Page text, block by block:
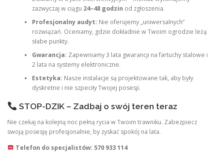
zazwyczaj w ciągu 24–48 godzin od zgłoszenia.
Profesjonalny audyt: Nie oferujemy „uniwersalnych”
rozwiązań. Oceniamy, gdzie dokładnie w Twoim ogrodzie leżą
słabe punkty.
Gwarancja: Zapewniamy 3 lata gwarancji na fartuchy stalowe i
2 lata na systemy elektroniczne.
Estetyka: Nasze instalacje są projektowane tak, aby były
dyskretne i nie szpeciły Twojej posesji.
STOP-DZIK – Zadbaj o swój teren teraz
Nie czekaj na kolejną noc pełną rycia w Twoim trawniku. Zabezpiecz
swoją posesję profesjonalnie, by zyskać spokój na lata.
Telefon do specjalistów: 570 933 114